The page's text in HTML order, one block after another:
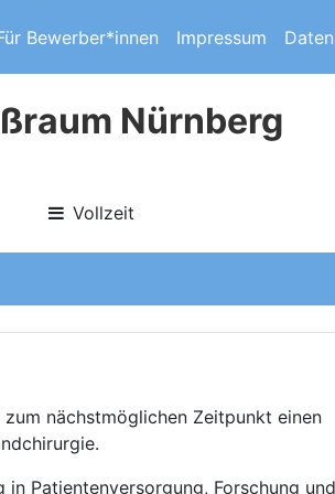
Bewerber*innen Impressum
Nürnberg
Vollzeit
nächstmöglichen Zeitpunkt einen
Patientenversorgung, Forschung und